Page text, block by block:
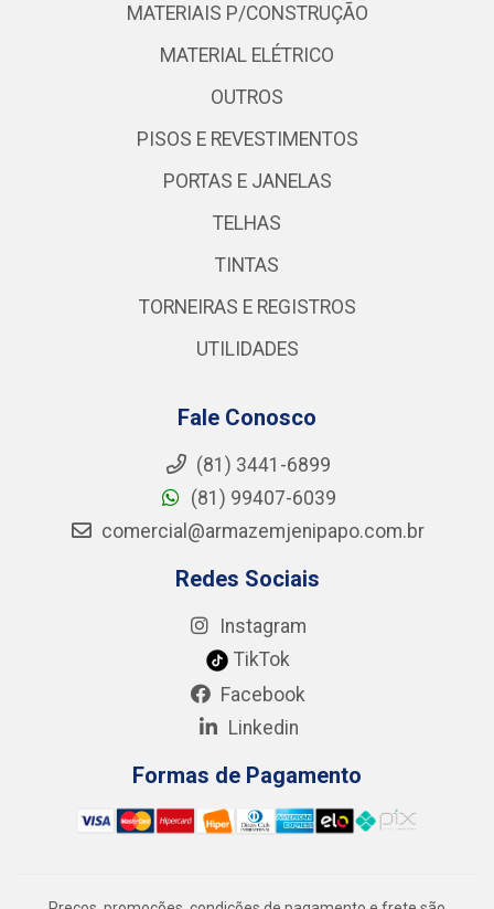
MATERIAIS P/CONSTRUÇÃO
MATERIAL ELÉTRICO
OUTROS
PISOS E REVESTIMENTOS
PORTAS E JANELAS
TELHAS
TINTAS
TORNEIRAS E REGISTROS
UTILIDADES
Fale Conosco
(81) 3441-6899
(81) 99407-6039
comercial@armazemjenipapo.com.br
Redes Sociais
Instagram
TikTok
Facebook
Linkedin
Formas de Pagamento